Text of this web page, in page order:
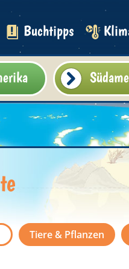
Buchtipps
Tiere & Pflanzen